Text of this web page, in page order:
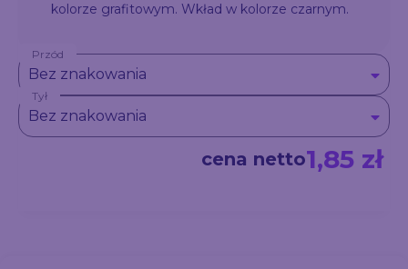
kolorze grafitowym. Wkład w kolorze czarnym.
Przód
Bez znakowania
Tył
Bez znakowania
cena netto1,85 zł